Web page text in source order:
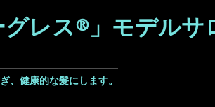
レス®」モデルサ
健康的な髪にします。